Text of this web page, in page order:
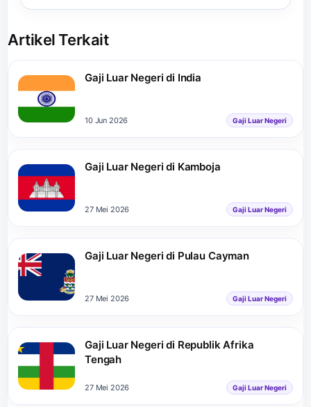
Artikel Terkait
Gaji Luar Negeri di India
10 Jun 2026 Gaji Luar Negeri
Gaji Luar Negeri di Kamboja
27 Mei 2026 Gaji Luar Negeri
Gaji Luar Negeri di Pulau Cayman
27 Mei 2026 Gaji Luar Negeri
Gaji Luar Negeri di Republik Afrika
Tengah
27 Mei 2026 Gaji Luar Negeri